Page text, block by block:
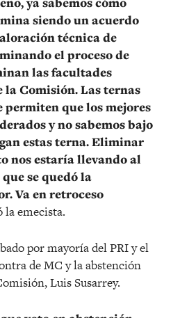
siendo un acuerdo
técnica de
el proceso de
las facultades
Comisión. Las ternas
permiten que los mejores
y no sabemos bajo
estas terna. Eliminar
nos estaría llevando al
se quedó la
Va en retroceso
la emecista.
por mayoría del PRI y el
de MC y la abstención
Luis Susarrey.